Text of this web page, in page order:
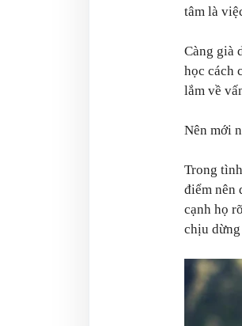
tâm là
Càng già
học cách
lắm về
Nên mới
Trong
điểm nên
cạnh họ
chịu